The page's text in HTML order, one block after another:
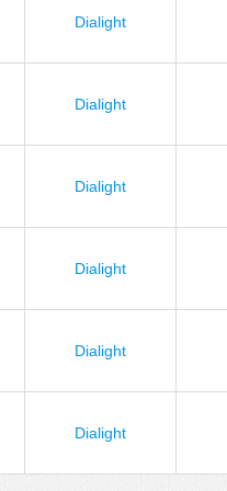
Dialight
Dialight
Dialight
Dialight
Dialight
Dialight